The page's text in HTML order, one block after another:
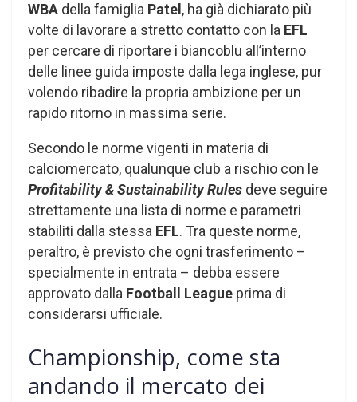
WBA della famiglia Patel , ha già dichiarato più
volte di lavorare a stretto contatto con la EFL
per cercare di riportare i biancoblu all’interno
delle linee guida imposte dalla lega inglese, pur
volendo ribadire la propria ambizione per un
rapido ritorno in massima serie.
Secondo le norme vigenti in materia di
calciomercato, qualunque club a rischio con le
Profitability & Sustainability Rules deve seguire
strettamente una lista di norme e parametri
stabiliti dalla stessa EFL. Tra queste norme,
peraltro, è previsto che ogni trasferimento –
specialmente in entrata – debba essere
approvato dalla Football League prima di
considerarsi ufficiale.
Championship, come sta
andando il mercato dei